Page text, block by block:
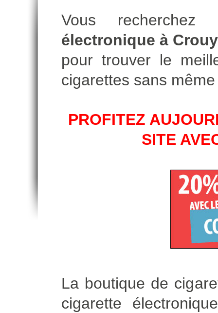
Vous
électronique à Crouy
pour trouver le
cigarettes sans
PROFITEZ
SITE
La boutique de
cigarette